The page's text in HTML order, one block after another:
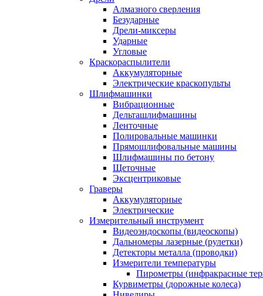
Алмазного сверления
Безударные
Дрели-миксеры
Ударные
Угловые
Краскораспылители
Аккумуляторные
Электрические краскопульты
Шлифмашинки
Вибрационные
Дельташлифмашины
Ленточные
Полировальные машинки
Прямошлифовальные машины
Шлифмашины по бетону
Щеточные
Эксцентриковые
Граверы
Аккумуляторные
Электрические
Измерительный инструмент
Видеоэндоскопы (видеоскопы)
Дальномеры лазерные (рулетки)
Детекторы металла (проводки)
Измерители температуры
Пирометры (инфракрасные
Курвиметры (дорожные колеса)